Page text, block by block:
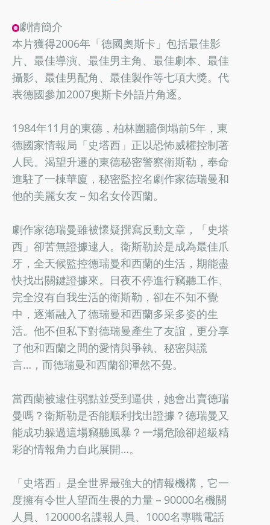
劇情簡介
本片獲得2006年「德國奧斯卡」包括最佳影
片、最佳導演、最佳男主角、最佳劇本、最佳
攝影、最佳男配角、最佳製作等七項大獎。代
表德國參加2007奧斯卡外語片角逐。
1984年11月的東德，柏林圍牆倒塌前5年，東
德國家情報局「史塔西」正以恐怖威權控制著
人民。渴望升遷的東德秘密警察衛斯勒，奉命
進駐了一棟華廈，秘密監控名劇作家德瑞曼和
他的美麗女友－知名女伶西蘭。
劇作家德瑞曼雖被懷疑撰寫反動文章，「史塔
西」卻苦無證據逮人。衛斯勒於是成為最佳爪
牙，全天候監控德瑞曼和西蘭的生活，期能盡
快找出關鍵證據來。日夜不停進行竊聽工作、
完全沒有自我生活的衛斯勒，卻在不知不覺
中，逐漸融入了德瑞曼和西蘭多采多姿的生
活。他不但私下對德瑞曼產生了友誼，更分享
了他和西蘭之間的愛情與爭執、秘密與謊
言…，而德瑞曼和西蘭卻渾然不覺。
當西蘭被逮住弱點並受到逼供，她會出賣德瑞
曼嗎？衛斯勒是否能順利找出證據？德瑞曼又
能成功躲過這場竊聽風暴？一場危險卻超級精
彩的情報角力自此展開…。
「史塔西」是全世界最強大的情報機構，它一
度擁有令世人望而生畏的力量－90000名機關
人員、120000名諜報人員、1000名專職電話